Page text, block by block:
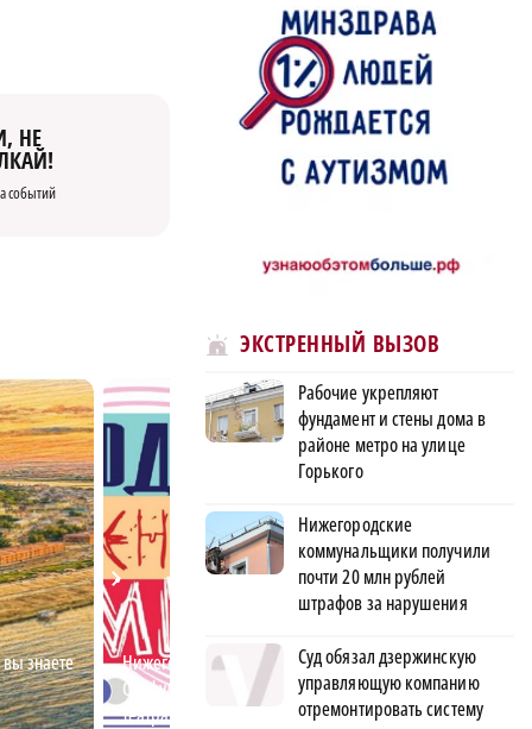
НЕ
событий
знаете
Нижегородский студент Ахмед
Сайфулин победил в
театральном конкурсе
Спортивный
арены, дворцы
современные
ЭКСТРЕННЫЙ ВЫЗОВ
Рабочие укрепляют
фундамент и стены дома в
районе метро на улице
Горького
Нижегородские
коммунальщики получили
почти 20 млн рублей
штрафов за нарушения
Суд обязал дзержинскую
управляющую компанию
отремонтировать систему